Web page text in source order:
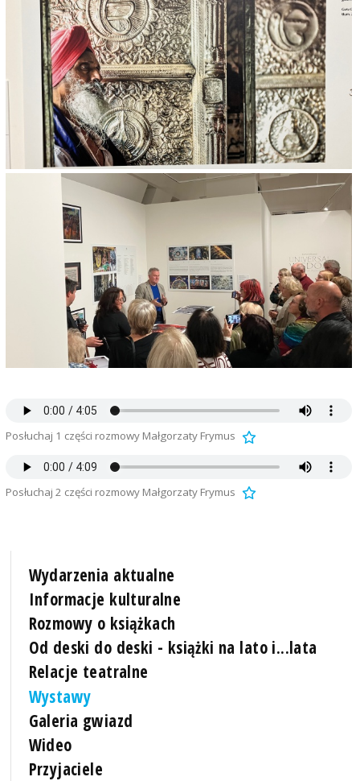
Posłuchaj 1 części rozmowy Małgorzaty Frymus
Posłuchaj 2 części rozmowy Małgorzaty Frymus
Wydarzenia aktualne
Informacje kulturalne
Rozmowy o książkach
Od deski do deski - książki na lato i...lata
Relacje teatralne
Wystawy
Galeria gwiazd
Wideo
Przyjaciele